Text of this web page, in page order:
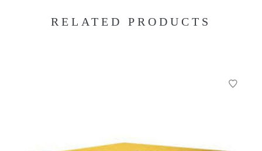
RELATED PRODUCTS